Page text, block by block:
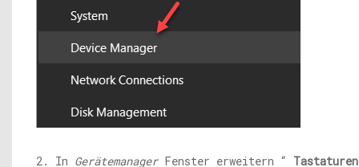
2. In GerätemanagerFenster erweitern “ Tastaturen